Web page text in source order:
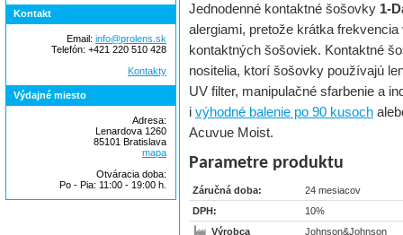
Jednodenné kontaktné šošovky 1-
alergiami, pretože krátka
kontaktných šošoviek. Kontaktné
nositelia, ktorí šošovky používajú
UV filter, manipulačné sfarbenie a
i výhodné balenie po 90 kusoch
Acuvue Moist.
Parametre produktu
Záručná doba:
24 mesiacov
DPH:
10%
Výrobca
Johnson&Johnson
Kontakt
Email: info@prolens.sk
Telefón: +421 220 510 428
Kontakty
Výdajné miesto
Adresa:
Lenardova 1260
85101 Bratislava
mapa
Otváracia doba:
Po - Pia: 11:00 - 19:00 h.